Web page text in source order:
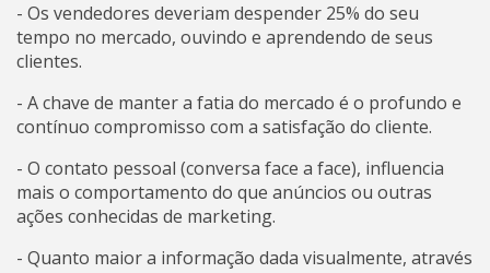
- Os vendedores deveriam despender 25% do seu
tempo no mercado, ouvindo e aprendendo de seus
clientes.
- A chave de manter a fatia do mercado é o profundo e
contínuo compromisso com a satisfação do cliente.
- O contato pessoal (conversa face a face), influencia
mais o comportamento do que anúncios ou outras
ações conhecidas de marketing.
- Quanto maior a informação dada visualmente, através